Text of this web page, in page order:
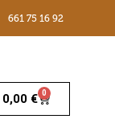
661 75 16 92
0,00 € 0